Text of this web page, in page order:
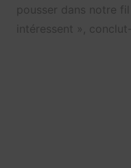
pousser dans notre
intéressent », conclut-